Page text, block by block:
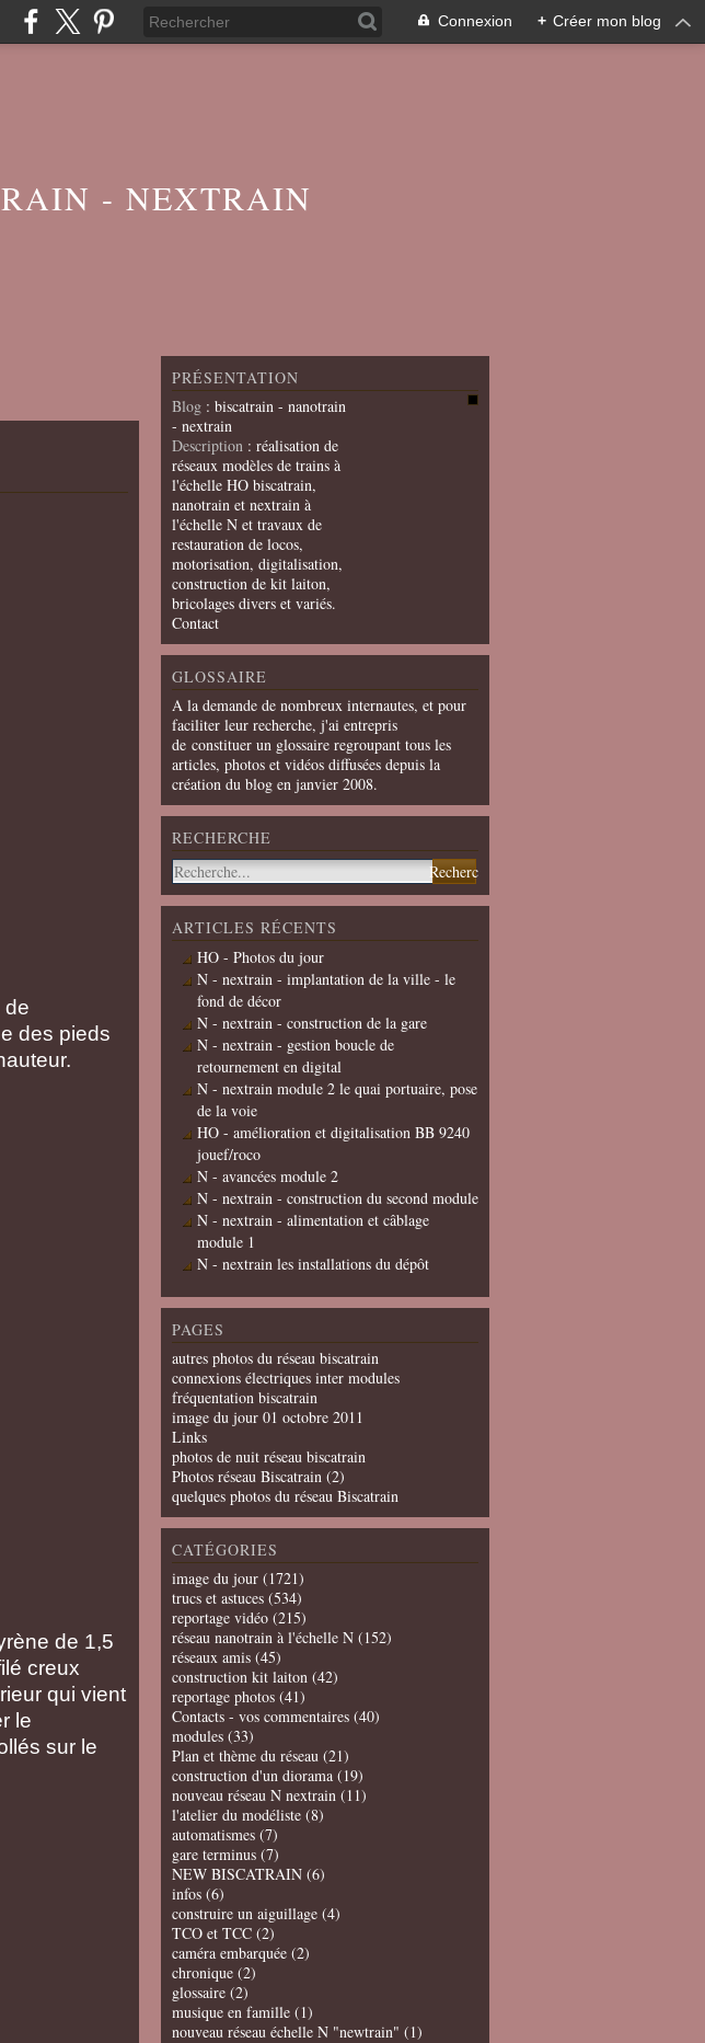
Connexion + Créer mon blog
- NEXTRAIN
de
des pieds
de 1,5
creux
qui vient
le
sur le
PRÉSENTATION
Blog : biscatrain - nanotrain
- nextrain
Description : réalisation de
réseaux modèles de trains à
l'échelle HO biscatrain,
nanotrain et nextrain à
l'échelle N et travaux de
restauration de locos,
motorisation, digitalisation,
construction de kit laiton,
bricolages divers et variés.
Contact
GLOSSAIRE
A la demande de nombreux internautes, et pour
faciliter leur recherche, j'ai entrepris
de constituer un glossaire regroupant tous les
articles, photos et vidéos diffusées depuis la
création du blog en janvier 2008.
RECHERCHE
ARTICLES RÉCENTS
HO - Photos du jour
N - nextrain - implantation de la ville - le
fond de décor
N - nextrain - construction de la gare
N - nextrain - gestion boucle de
retournement en digital
N - nextrain module 2 le quai portuaire, pose
de la voie
HO - amélioration et digitalisation BB 9240
jouef/roco
N - avancées module 2
N - nextrain - construction du second module
N - nextrain - alimentation et câblage
module 1
N - nextrain les installations du dépôt
PAGES
autres photos du réseau biscatrain
connexions électriques inter modules
fréquentation biscatrain
image du jour 01 octobre 2011
Links
photos de nuit réseau biscatrain
Photos réseau Biscatrain (2)
quelques photos du réseau Biscatrain
CATÉGORIES
image du jour (1721)
trucs et astuces (534)
reportage vidéo (215)
réseau nanotrain à l'échelle N (152)
réseaux amis (45)
construction kit laiton (42)
reportage photos (41)
Contacts - vos commentaires (40)
modules (33)
Plan et thème du réseau (21)
construction d'un diorama (19)
nouveau réseau N nextrain (11)
l'atelier du modéliste (8)
automatismes (7)
gare terminus (7)
NEW BISCATRAIN (6)
infos (6)
construire un aiguillage (4)
TCO et TCC (2)
caméra embarquée (2)
chronique (2)
glossaire (2)
musique en famille (1)
nouveau réseau échelle N "newtrain" (1)